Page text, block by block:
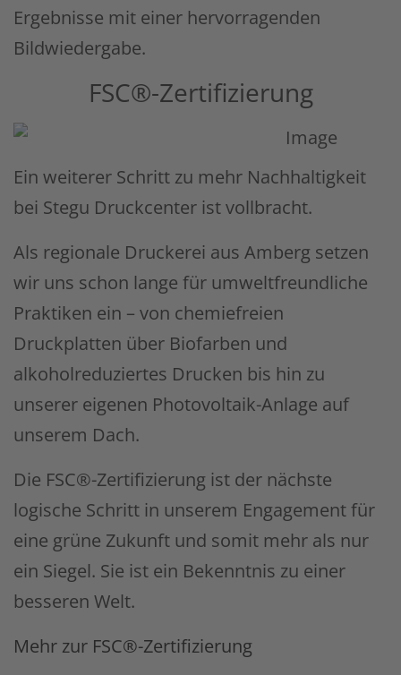
Ergebnisse mit einer hervorragenden
Bildwiedergabe.
FSC®-Zertifizierung
Ein weiterer Schritt zu mehr Nachhaltigkeit
bei Stegu Druckcenter ist vollbracht.
Als regionale Druckerei aus Amberg setzen
wir uns schon lange für umweltfreundliche
Praktiken ein – von chemiefreien
Druckplatten über Biofarben und
alkoholreduziertes Drucken bis hin zu
unserer eigenen Photovoltaik-Anlage auf
unserem Dach.
Die FSC®-Zertifizierung ist der nächste
logische Schritt in unserem Engagement für
eine grüne Zukunft und somit mehr als nur
ein Siegel. Sie ist ein Bekenntnis zu einer
besseren Welt.
Mehr zur FSC®-Zertifizierung